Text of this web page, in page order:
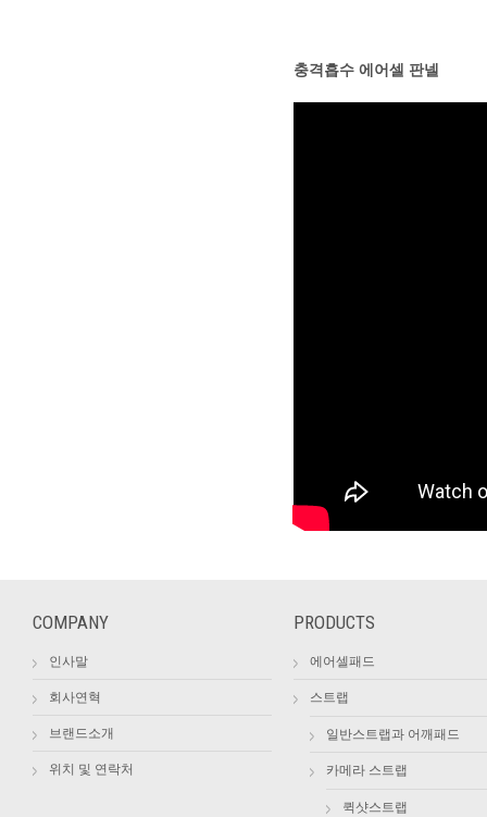
충격흡수 에어셀 판넬
COMPANY
인사말
회사연혁
브랜드소개
위치 및 연락처
PRODUCTS
에어셀패드
스트랩
일반스트랩과 어깨패드
카메라 스트랩
퀵샷스트랩